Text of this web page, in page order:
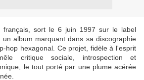
français, sort le 6 juin 1997 sur le label
, un album marquant dans sa discographie
hop hexagonal. Ce projet, fidèle à l'esprit
critique sociale, introspection et
le tout porté par une plume acérée